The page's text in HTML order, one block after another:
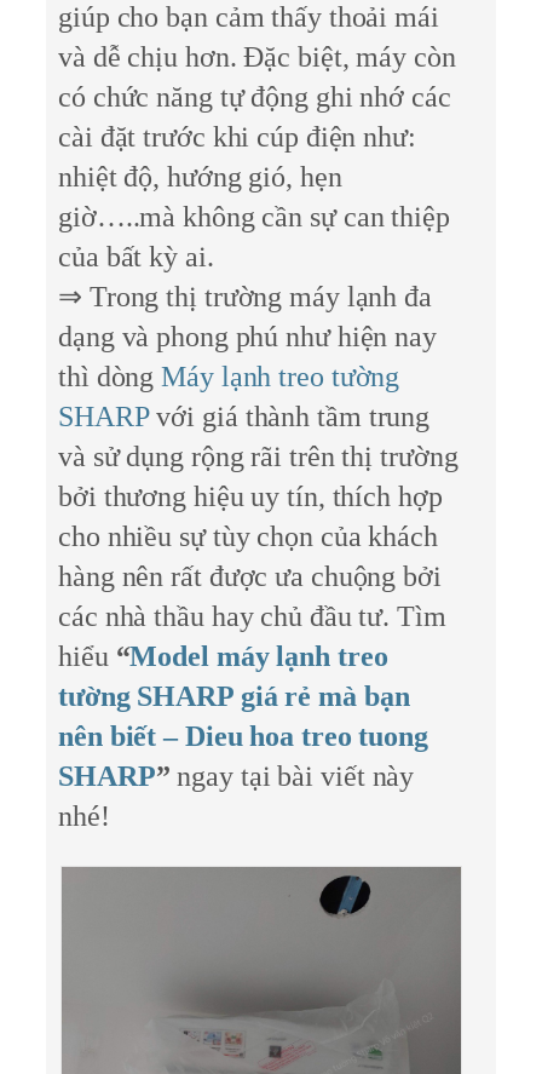
giúp cho bạn cảm thấy thoải mái
và dễ chịu hơn. Đặc biệt, máy còn
có chức năng tự động ghi nhớ các
cài đặt trước khi cúp điện như:
nhiệt độ, hướng gió, hẹn
giờ…..mà không cần sự can thiệp
của bất kỳ ai.
⇒ Trong thị trường máy lạnh đa
dạng và phong phú như hiện nay
thì dòng Máy lạnh treo tường
SHARP với giá thành tầm trung
và sử dụng rộng rãi trên thị trường
bởi thương hiệu uy tín, thích hợp
cho nhiều sự tùy chọn của khách
hàng nên rất được ưa chuộng bởi
các nhà thầu hay chủ đầu tư. Tìm
hiểu “Model máy lạnh treo
tường SHARP giá rẻ mà bạn
nên biết – Dieu hoa treo tuong
SHARP” ngay tại bài viết này
nhé!